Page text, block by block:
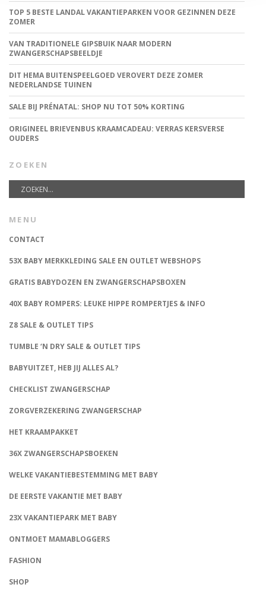
TOP 5 BESTE LANDAL VAKANTIEPARKEN VOOR GEZINNEN DEZE
ZOMER
VAN TRADITIONELE GIPSBUIK NAAR MODERN
ZWANGERSCHAPSBEELDJE
DIT HEMA BUITENSPEELGOED VEROVERT DEZE ZOMER
NEDERLANDSE TUINEN
SALE BIJ PRÉNATAL: SHOP NU TOT 50% KORTING
ORIGINEEL BRIEVENBUS KRAAMCADEAU: VERRAS KERSVERSE
OUDERS
ZOEKEN
MENU
CONTACT
53X BABY MERKKLEDING SALE EN OUTLET WEBSHOPS
GRATIS BABYDOZEN EN ZWANGERSCHAPSBOXEN
40X BABY ROMPERS: LEUKE HIPPE ROMPERTJES & INFO
Z8 SALE & OUTLET TIPS
TUMBLE ‘N DRY SALE & OUTLET TIPS
BABYUITZET, HEB JIJ ALLES AL?
CHECKLIST ZWANGERSCHAP
ZORGVERZEKERING ZWANGERSCHAP
HET KRAAMPAKKET
36X ZWANGERSCHAPSBOEKEN
WELKE VAKANTIEBESTEMMING MET BABY
DE EERSTE VAKANTIE MET BABY
23X VAKANTIEPARK MET BABY
ONTMOET MAMABLOGGERS
FASHION
SHOP